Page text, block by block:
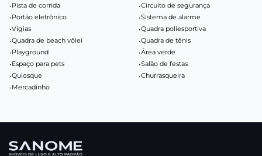
•Pista de corrida •Circuito de segurança
•Portão eletrônico •Sistema de alarme
•Vigias •Quadra poliesportiva
•Quadra de beach vôlei •Quadra de tênis
•Playground •Área verde
•Espaço para pets •Salão de festas
•Quiosque •Churrasqueira
•Mercadinho